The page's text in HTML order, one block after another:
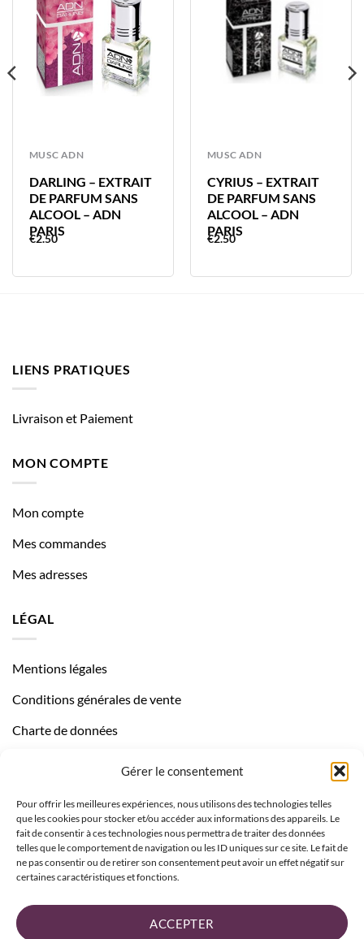
Gérer le consentement
Pour offrir les meilleures expériences, nous utilisons des technologies telles
que les cookies pour stocker et/ou accéder aux informations des appareils. Le
fait de consentir à ces technologies nous permettra de traiter des données
telles que le comportement de navigation ou les ID uniques sur ce site. Le fait de
ne pas consentir ou de retirer son consentement peut avoir un effet négatif sur
certaines caractéristiques et fonctions.
ACCEPTER
MUSC ADN
DARLING – EXTRAIT
DE PARFUM SANS
ALCOOL – ADN
PARIS
€2.50
MUSC ADN
CYRIUS – EXTRAIT
DE PARFUM SANS
ALCOOL – ADN
PARIS
€2.50
LIENS PRATIQUES
Livraison et Paiement
MON COMPTE
Mon compte
Mes commandes
Mes adresses
LÉGAL
Mentions légales
Conditions générales de vente
Charte de données